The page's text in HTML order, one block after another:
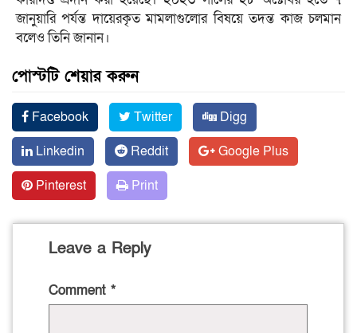
জানুয়ারি পর্যন্ত দায়েরকৃত মামলাগুলোর বিষয়ে তদন্ত কাজ চলমান
বলেও তিনি জানান।
পোস্টটি শেয়ার করুন
Facebook Twitter
Digg
Linkedin
Reddit
Google Plus
Pinterest
Print
Leave a Reply
Comment *